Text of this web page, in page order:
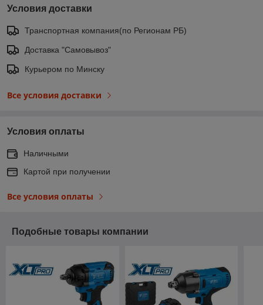
Условия доставки
Транспортная компания(по Регионам РБ)
Доставка "Самовывоз"
Курьером по Минску
Все условия доставки
Условия оплаты
Наличными
Картой при получении
Все условия оплаты
Подобные товары компании